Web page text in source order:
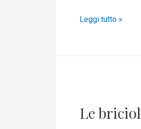
Leggi tutto »
Le
che